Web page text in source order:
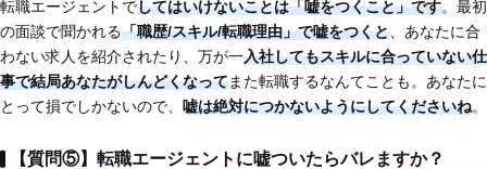
転職エージェントでしてはいけないことは「嘘をつくこと」です。最初
の面談で聞かれる「職歴/スキル/転職理由」で嘘をつくと 、あなたに合
わない求人を紹介されたり、万が一入社してもスキルに合っていない仕
事で結局あなたがしんどくなってまた転職するなんてことも。あなたに
とって損でしかないので、 嘘は絶対につかないようにしてくださいね。
【質問⑤】転職エージェントに嘘ついたらバレますか？